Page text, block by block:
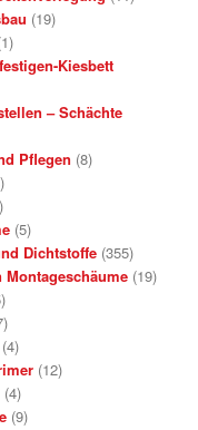
(19)
Kiesbett
– Schächte
Pflegen (8)
(5)
Dichtstoffe (355)
Montageschäume (19)
(4)
(12)
(4)
(9)